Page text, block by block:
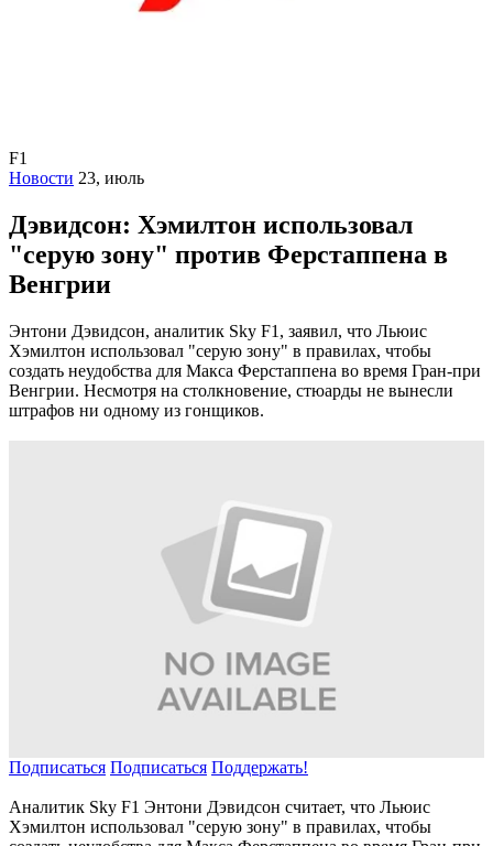
F1
Новости 23, июль
Дэвидсон: Хэмилтон использовал
"серую зону" против Ферстаппена в
Венгрии
Энтони Дэвидсон, аналитик Sky F1, заявил, что Льюис
Хэмилтон использовал "серую зону" в правилах, чтобы
создать неудобства для Макса Ферстаппена во время Гран-при
Венгрии. Несмотря на столкновение, стюарды не вынесли
штрафов ни одному из гонщиков.
Подписаться Подписаться Поддержать!
Аналитик Sky F1 Энтони Дэвидсон считает, что Льюис
Хэмилтон использовал "серую зону" в правилах, чтобы